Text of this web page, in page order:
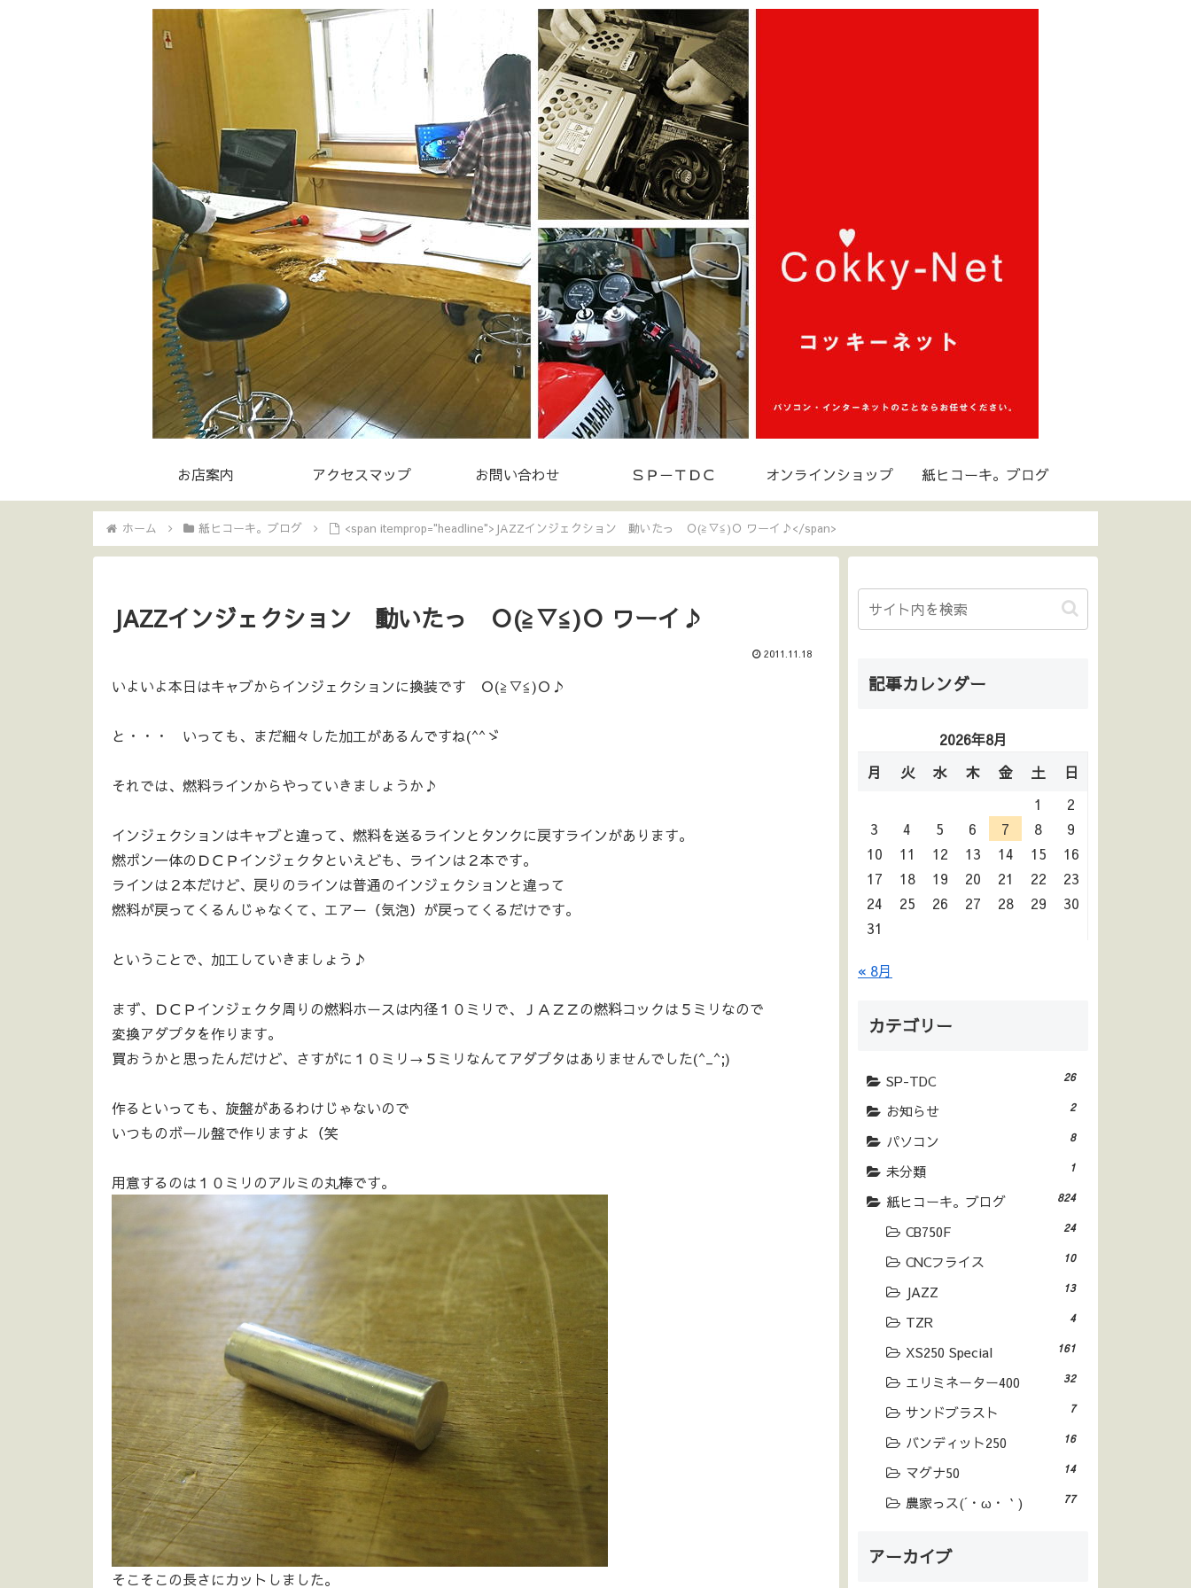
お店案内 アクセスマップ お問い合わせ ＳＰ－ＴＤＣ オンラインショップ 紙ヒコーキ。ブログ
ホーム 紙ヒコーキ。ブログ <span itemprop="headline">JAZZインジェクション 動いたっ Ｏ(≧▽≦)Ｏ ワーイ♪</span>
JAZZインジェクション 動いたっ Ｏ(≧▽≦)Ｏ ワーイ♪
2011.11.18
いよいよ本日はキャブからインジェクションに換装です Ｏ(≧▽≦)Ｏ♪
と・・・ いっても、まだ細々した加工があるんですね(^^ゞ
それでは、燃料ラインからやっていきましょうか♪
インジェクションはキャブと違って、燃料を送るラインとタンクに戻すラインがあります。
燃ポン一体のＤＣＰインジェクタといえども、ラインは２本です。
ラインは２本だけど、戻りのラインは普通のインジェクションと違って
燃料が戻ってくるんじゃなくて、エアー（気泡）が戻ってくるだけです。
ということで、加工していきましょう♪
まず、ＤＣＰインジェクタ周りの燃料ホースは内径１０ミリで、ＪＡＺＺの燃料コックは５ミリなので
変換アダプタを作ります。
買おうかと思ったんだけど、さすがに１０ミリ→５ミリなんてアダプタはありませんでした(^_^;)
作るといっても、旋盤があるわけじゃないので
いつものボール盤で作りますよ（笑
用意するのは１０ミリのアルミの丸棒です。
そこそこの長さにカットしました。
記事カレンダー
2026年8月
月
火 水 木 金 土
日
1
2
3
4 5 6 7 8
9
10
11 12 13 14 15
16
17
18 19 20 21 22
23
24
25 26 27 28 29
30
31
« 8月
カテゴリー
SP-TDC 26
お知らせ 2
パソコン 8
未分類 1
紙ヒコーキ。ブログ 824
CB750F 24
CNCフライス 10
JAZZ 13
TZR 4
XS250 Special 161
エリミネーター400 32
サンドブラスト 7
バンディット250 16
マグナ50 14
農家っス(´・ω・｀) 77
アーカイブ